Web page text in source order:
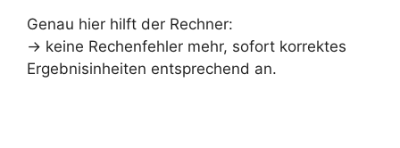
Genau hier hilft der Rechner:
→ keine Rechenfehler mehr, sofort korrektes
Ergebnisinheiten entsprechend an.